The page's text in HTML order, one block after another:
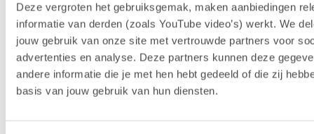
Deze vergroten het gebruiksgemak, maken aanbiedingen
informatie van derden (zoals YouTube video’s) werkt. We
jouw gebruik van onze site met vertrouwde partners voor
advertenties en analyse. Deze partners kunnen deze
andere informatie die je met hen hebt gedeeld of die zij
basis van jouw gebruik van hun diensten.
Wellness-Resort